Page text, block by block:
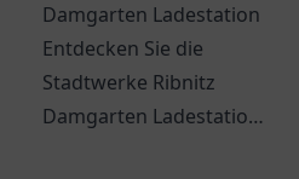
Damgarten Ladestation
Entdecken Sie die
Stadtwerke Ribnitz
Damgarten Ladestation